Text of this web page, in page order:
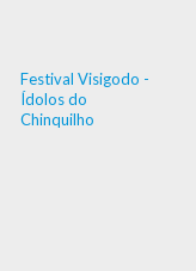
Festival Visigodo -
Ídolos do
Chinquilho